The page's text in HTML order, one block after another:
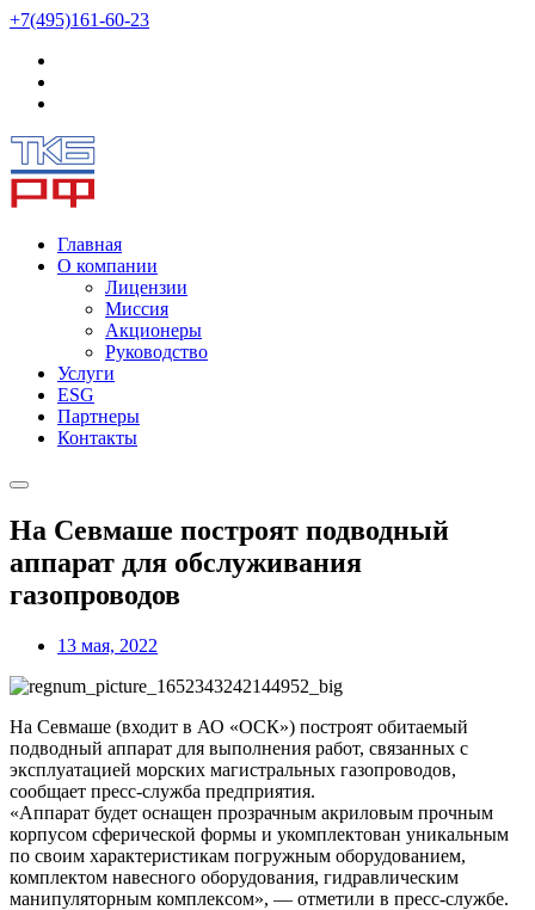
+7(495)161-60-23
Главная
О компании
Лицензии
Миссия
Акционеры
Руководство
Услуги
ESG
Партнеры
Контакты
На Севмаше построят подводный
аппарат для обслуживания
газопроводов
13 мая, 2022
На Севмаше (входит в АО «ОСК») построят обитаемый
подводный аппарат для выполнения работ, связанных с
эксплуатацией морских магистральных газопроводов,
сообщает пресс-служба предприятия.
«Аппарат будет оснащен прозрачным акриловым прочным
корпусом сферической формы и укомплектован уникальным
по своим характеристикам погружным оборудованием,
комплектом навесного оборудования, гидравлическим
манипуляторным комплексом», — отметили в пресс-службе.